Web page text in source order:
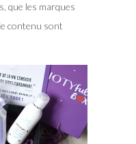
que les marques
contenu sont